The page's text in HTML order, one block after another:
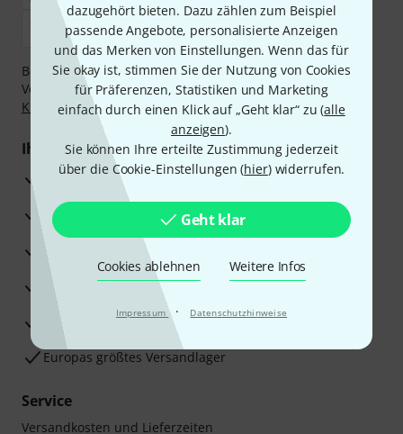
dazugehört bieten. Dazu zählen zum Beispiel
passende Angebote, personalisierte Anzeigen
und das Merken von Einstellungen. Wenn das für
Sie okay ist, stimmen Sie der Nutzung von Cookies
für Präferenzen, Statistiken und Marketing
einfach durch einen Klick auf „Geht klar“ zu (alle
anzeigen).
Sie können Ihre erteilte Zustimmung jederzeit
über die Cookie-Einstellungen (hier) widerrufen.
Geht klar
Cookies ablehnen Weitere Infos
Impressum · Datenschutzhinweise
Bezahlen Sie vertraulich und sicher per Nachnahme,
Vorkasse, PayPal, Amazon Pay,Klarna Sofort bezahlen
Klarna Ratenzahlungoder Kreditkarte.
Ihre Vorteile
3 Jahre Thomann Garantie
30 Tage Money-Back-Garantie
Reparaturservice
Beratung durch Fachexperten
Zufriedenheitsgarantie
Europas größtes Versandlager
Service
Versandkosten und Lieferzeiten